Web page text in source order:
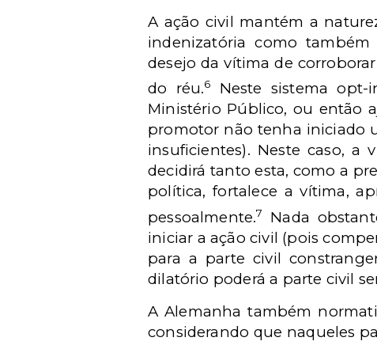
A ação civil mantém a
indenizatória como
desejo da vítima de
do réu.6
Neste sistema
Ministério Público, ou então
promotor não tenha iniciado
insuficientes). Neste caso,
decidirá tanto esta, como a
política, fortalece a vítima,
pessoalmente.7
Nada
iniciar a ação civil (pois
para a parte civil
dilatório poderá a parte civil
A Alemanha também
considerando que naqueles